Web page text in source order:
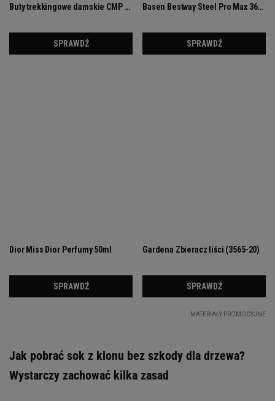
Jak pobrać sok z klonu bez szkody dla drzewa?
Wystarczy zachować kilka zasad